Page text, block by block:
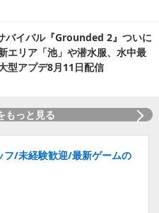
バイバル『Grounded 2』ついに
エリア「池」や潜水服、水中最
型アプデ8月11日配信
もっと見る
フ/未経験歓迎/最新ゲームの